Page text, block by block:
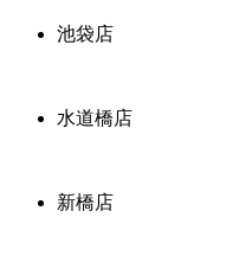
池袋店
水道橋店
新橋店